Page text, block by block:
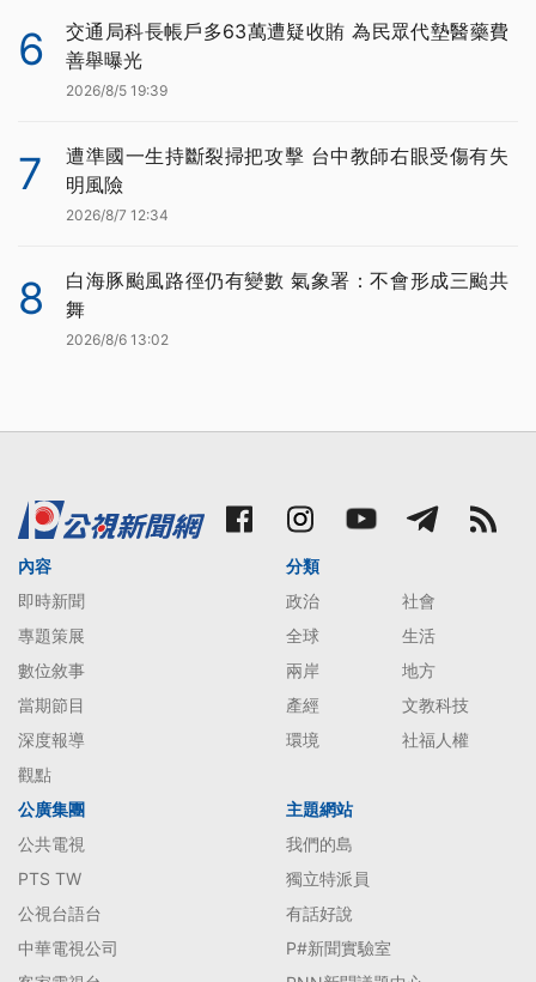
6
交通局科長帳戶多63萬遭疑收賄 為民眾代墊醫藥費
善舉曝光
2026/8/5 19:39
7
遭準國一生持斷裂掃把攻擊 台中教師右眼受傷有失
明風險
2026/8/7 12:34
8
白海豚颱風路徑仍有變數 氣象署：不會形成三颱共
舞
2026/8/6 13:02
內容
即時新聞
專題策展
數位敘事
當期節目
深度報導
觀點
分類
政治
社會
全球
生活
兩岸
地方
產經
文教科技
環境
社福人權
公廣集團
公共電視
PTS TW
公視台語台
中華電視公司
主題網站
我們的島
獨立特派員
有話好說
P#新聞實驗室